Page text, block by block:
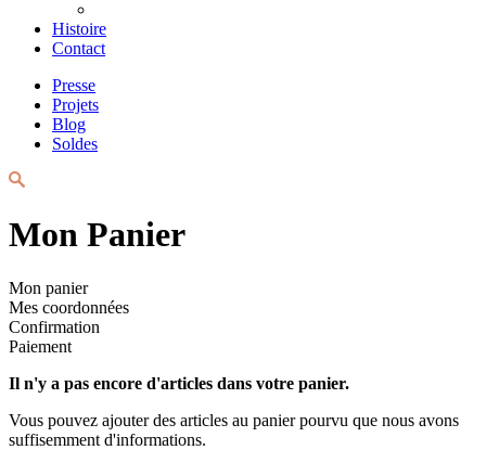
Histoire
Contact
Presse
Projets
Blog
Soldes
Mon Panier
Mon panier
Mes coordonnées
Confirmation
Paiement
Il n'y a pas encore d'articles dans votre panier.
Vous pouvez ajouter des articles au panier pourvu que nous avons
suffisemment d'informations.